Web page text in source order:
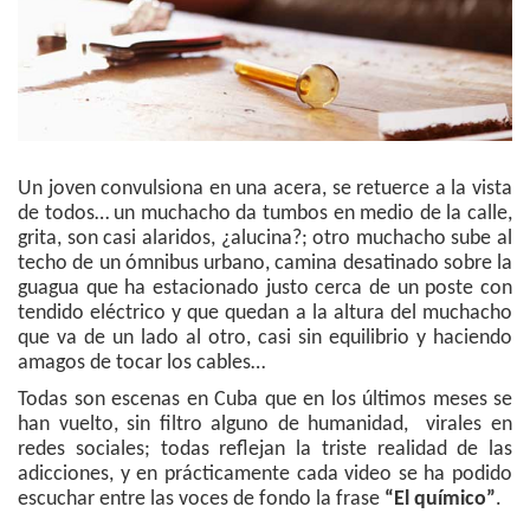
Un joven convulsiona en una acera, se retuerce a la vista
de todos… un muchacho da tumbos en medio de la calle,
grita, son casi alaridos, ¿alucina?; otro muchacho sube al
techo de un ómnibus urbano, camina desatinado sobre la
guagua que ha estacionado justo cerca de un poste con
tendido eléctrico y que quedan a la altura del muchacho
que va de un lado al otro, casi sin equilibrio y haciendo
amagos de tocar los cables…
Todas son escenas en Cuba que en los últimos meses se
han vuelto, sin filtro alguno de humanidad, virales en
redes sociales; todas reflejan la triste realidad de las
adicciones, y en prácticamente cada video se ha podido
escuchar entre las voces de fondo la frase “El químico”.